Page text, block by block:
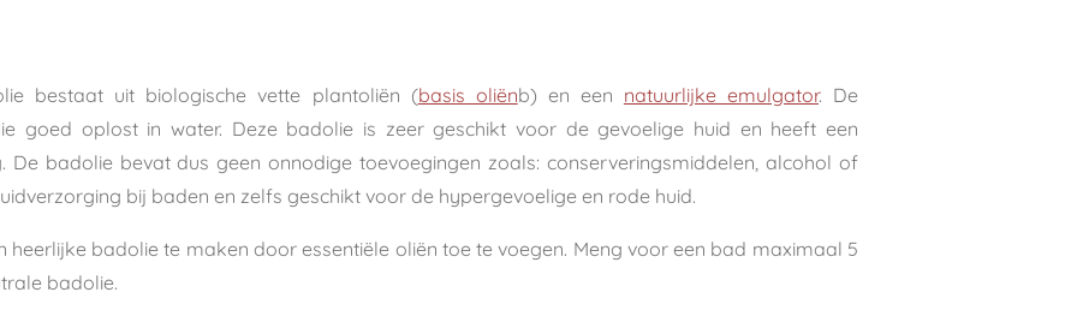
bestaat uit biologische vette plantoliën (basis oliënb) en een natuurlijke emulgator. De
goed oplost in water. Deze badolie is zeer geschikt voor de gevoelige huid en heeft een
De badolie bevat dus geen onnodige toevoegingen zoals: conserveringsmiddelen, alcohol of
bij baden en zelfs geschikt voor de hypergevoelige en rode huid.
badolie te maken door essentiële oliën toe te voegen. Meng voor een bad maximaal 5
badolie.